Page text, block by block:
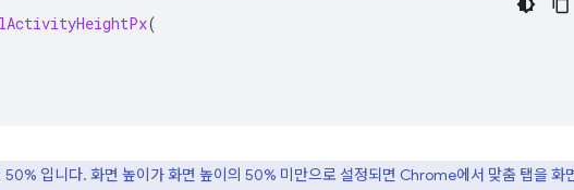
(
입니다. 화면 높이가 화면 높이의 50% 미만으로 설정되면 Chrome에서 맞춤 탭을 화